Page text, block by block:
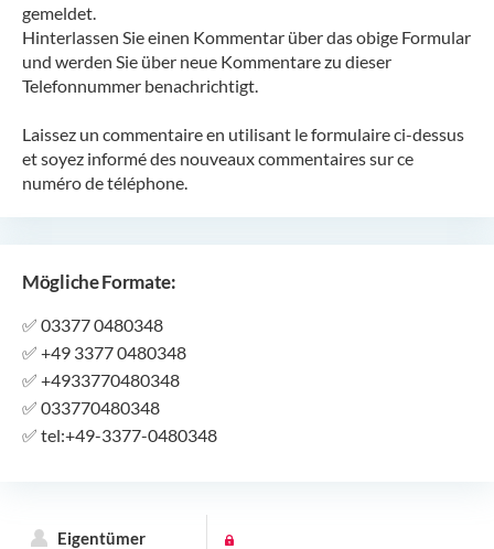
gemeldet.
Hinterlassen Sie einen Kommentar über das obige Formular
und werden Sie über neue Kommentare zu dieser
Telefonnummer benachrichtigt.
Laissez un commentaire en utilisant le formulaire ci-dessus
et soyez informé des nouveaux commentaires sur ce
numéro de téléphone.
Mögliche Formate:
✅ 03377 0480348
✅ +49 3377 0480348
✅ +4933770480348
✅ 033770480348
✅ tel:+49-3377-0480348
Eigentümer